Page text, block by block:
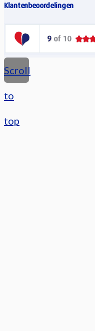
Klantenbeoordelingen
Scroll
to
top